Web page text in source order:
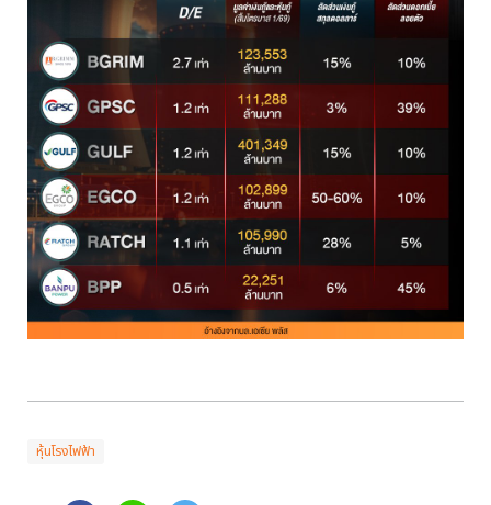
หุ้นโรงไฟฟ้า